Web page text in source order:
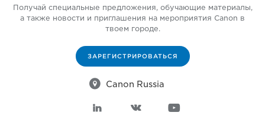
Получай специальные предложения, обучающие материалы,
а также новости и приглашения на мероприятия Canon в
твоем городе.
ЗАРЕГИСТРИРОВАТЬСЯ
 Canon Russia
  